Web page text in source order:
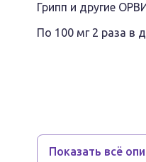
Грипп и другие
По 100 мг 2 раза в
Лечение новой
Показать всё